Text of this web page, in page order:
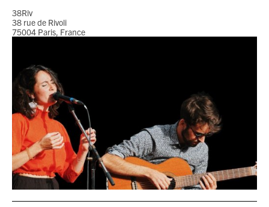
38Riv
38 rue de Rivoli
75004 Paris, France